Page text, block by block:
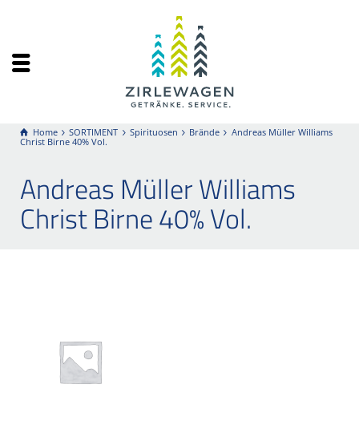
Home SORTIMENT Spirituosen Brände
Andreas Müller Williams
Christ Birne 40% Vol.
Andreas Müller Williams
Christ Birne 40% Vol.